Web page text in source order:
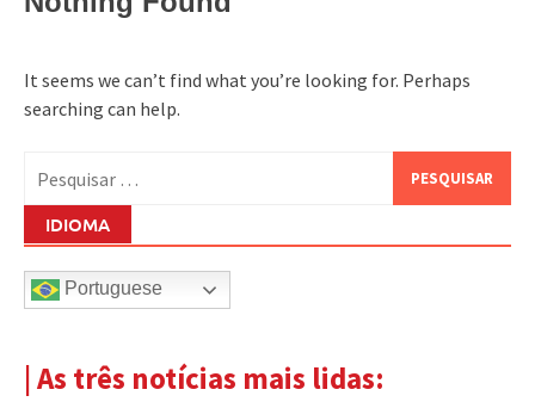
It seems we can’t find what you’re looking for. Perhaps
searching can help.
por:
IDIOMA
Portuguese
| As três notícias mais lidas: